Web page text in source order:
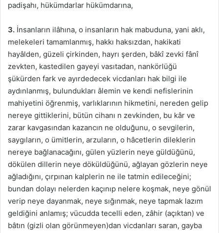
padişahı, hükümdarlar hükümdarına,
3. İnsanların ilâhına, o insanların hak mabuduna, yani aklı,
melekeleri tamamlanmış, hakkı haksızdan, hakikati
hayâlden, güzeli çirkinden, hayrı şerden, bâkî zevki fânî
zevkten, kastedilen gayeyi vasıtadan, nankörlüğü
şükürden fark ve ayırdedecek vicdanları hak bilgi ile
aydınlanmış, bulundukları âlemin ve kendi nefislerinin
mahiyetini öğrenmiş, varlıklarının hikmetini, nereden gelip
nereye gittiklerini, bütün cihanı n zevkinden, bu kâr ve
zarar kavgasından kazancın ne olduğunu, o sevgilerin,
saygıların, o ümitlerin, arzuların, o hâcetlerin dileklerin
nereye bağlanacağını, gülen yüzlerin neye güldüğünü,
dökülen dillerin neye döküldüğünü, ağlayan gözlerin neye
ağladığını, çırpınan kalplerin ne ile tatmin edileceğini;
bundan dolayı nelerden kaçınıp nelere koşmak, neye gönül
verip neye dayanmak, neye sığınmak, neye tapmak lazım
geldiğini anlamış; vücudda tecelli eden, zâhir (açıktan) ve
bâtın (gizli olan görünmeyen)dan vicdanları saran, gayba